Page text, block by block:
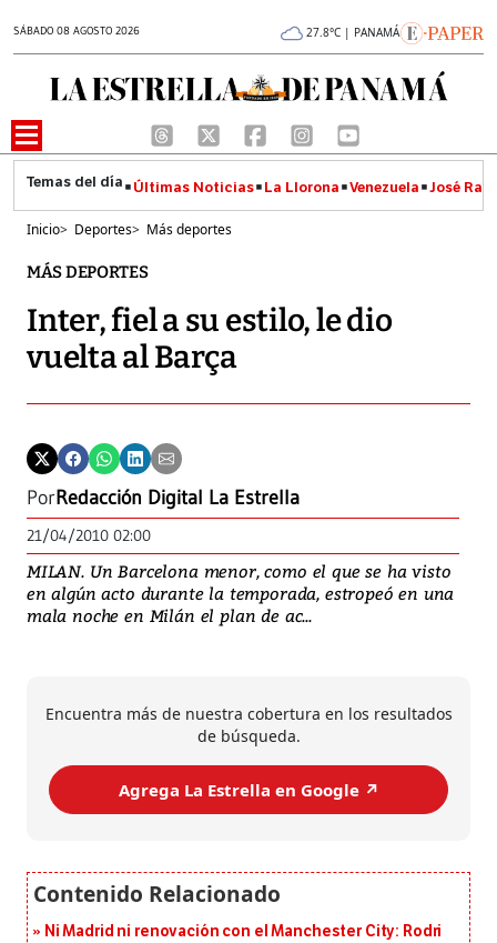
SÁBADO 08 AGOSTO 2026 27.8°C | PANAMÁ
Últimas Noticias La Llorona Venezuela José
Inicio> Deportes> Más deportes
MÁS DEPORTES
Inter, fiel a su estilo, le dio
vuelta al Barça
PorRedacción Digital La Estrella
21/04/2010 02:00
MILAN. Un Barcelona menor, como el que se ha visto
en algún acto durante la temporada, estropeó en una
mala noche en Milán el plan de ac...
Encuentra más de nuestra cobertura en los resultados
de búsqueda.
Agrega La Estrella en Google ↗️
Ni Madrid ni renovación con el Manchester City: Rodri